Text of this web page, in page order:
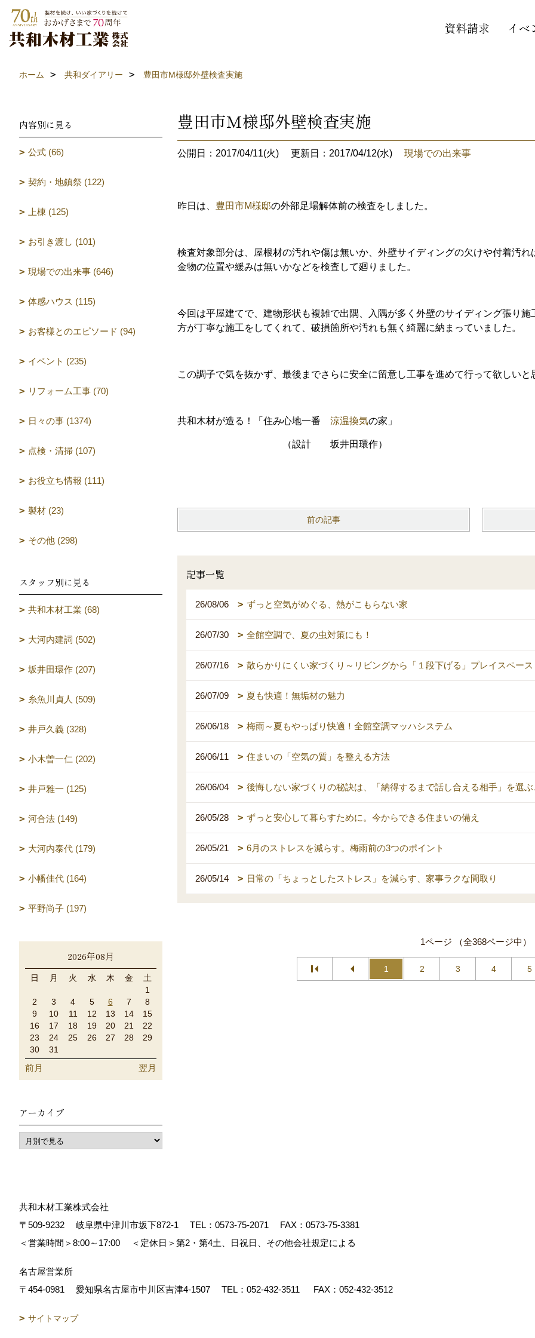
資料請求 イベ
ホーム 共和ダイアリー 豊田市M様邸外壁検査実施
豊田市M様邸外壁検査実施
公開日：2017/04/11(火) 更新日：2017/04/12(水) 現場での出来事
昨日は、 豊田市M様邸の外部足場解体前の検査をしました。
検査対象部分は、屋根材の汚れや傷は無いか、外壁サイディングの欠けや付着汚
金物の位置や緩みは無いかなどを検査して廻りました。
今回は平屋建てで、建物形状も複雑で出隅、入隅が多く外壁のサイディング張り
方が丁寧な施工をしてくれて、破損箇所や汚れも無く綺麗に納まっていました。
この調子で気を抜かず、最後までさらに安全に留意し工事を進めて行って欲しいと
共和木材が造る！「住み心地一番 涼温換気の家」
（設計 坂井田環作）
前の記事
記事一覧
26/08/06 ずっと空気がめぐる、熱がこもらない家
26/07/30 全館空調で、夏の虫対策にも！
26/07/16 散らかりにくい家づくり～リビングから「１段下げる」プレイスペース
26/07/09 夏も快適！無垢材の魅力
26/06/18 梅雨～夏もやっぱり快適！全館空調マッハシステム
26/06/11 住まいの「空気の質」を整える方法
26/06/04 後悔しない家づくりの秘訣は、「納得するまで話し合える相手」を選
26/05/28 ずっと安心して暮らすために。今からできる住まいの備え
26/05/21 6月のストレスを減らす。梅雨前の3つのポイント
26/05/14 日常の「ちょっとしたストレス」を減らす、家事ラクな間取り
1ページ （全368ページ中）
1 2 3 4 5
内容別に見る
公式 (66)
契約・地鎮祭 (122)
上棟 (125)
お引き渡し (101)
現場での出来事 (646)
体感ハウス (115)
お客様とのエピソード (94)
イベント (235)
リフォーム工事 (70)
日々の事 (1374)
点検・清掃 (107)
お役立ち情報 (111)
製材 (23)
その他 (298)
スタッフ別に見る
共和木材工業 (68)
大河内建詞 (502)
坂井田環作 (207)
糸魚川貞人 (509)
井戸久義 (328)
小木曽一仁 (202)
井戸雅一 (125)
河合法 (149)
大河内泰代 (179)
小幡佳代 (164)
平野尚子 (197)
2026年08月
日 月 火 水 木 金
土
1
2
3 4 5 6 7
8
9
10 11 12 13 14
15
16
17 18 19 20 21
22
23
24 25 26 27 28
29
30
31
前月 翌月
アーカイブ
共和木材工業株式会社
〒509-9232
岐阜県中津川市坂下872‐1 TEL： 0573-75-2071
FAX：0573-75-3381
＜営業時間＞8:00～17:00
＜定休日＞第2・第4土、日祝日、その他会社規定による
名古屋営業所
〒454-0981
愛知県名古屋市中川区吉津4-1507 TEL： 052-432-3511 FAX：052-432-3512
サイトマップ